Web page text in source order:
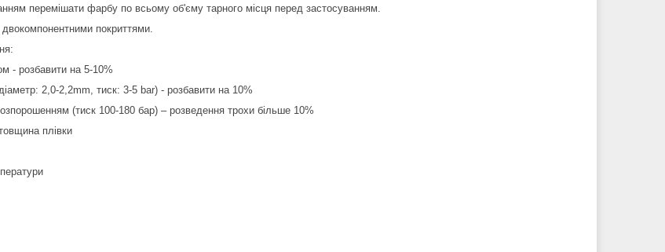
перемішати фарбу по всьому об'єму тарного місця перед застосуванням.
покриттями.
- розбавити на 5-10%
2,0-2,2mm, тиск: 3-5 bar) - розбавити на 10%
(тиск 100-180 бар) – розведення трохи більше 10%
плівки